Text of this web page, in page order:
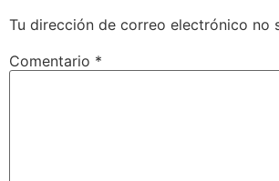
Tu dirección de correo electrónico no
Comentario *